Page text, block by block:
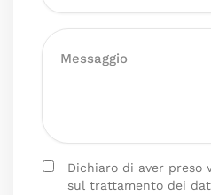
Dichiaro di aver preso
sul trattamento dei